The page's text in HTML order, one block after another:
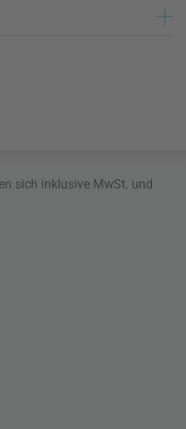
sich inklusive MwSt. und